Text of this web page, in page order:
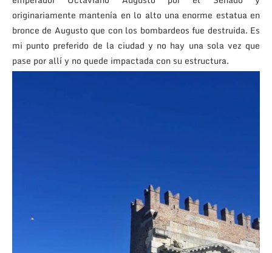
originariamente mantenía en lo alto una enorme estatua en
bronce de Augusto que con los bombardeos fue destruida. Es
mi punto preferido de la ciudad y no hay una sola vez que
pase por allí y no quede impactada con su estructura.